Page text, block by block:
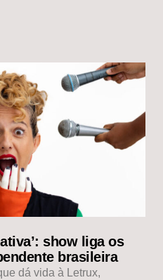
show liga os
brasileira
dá vida à Letrux,